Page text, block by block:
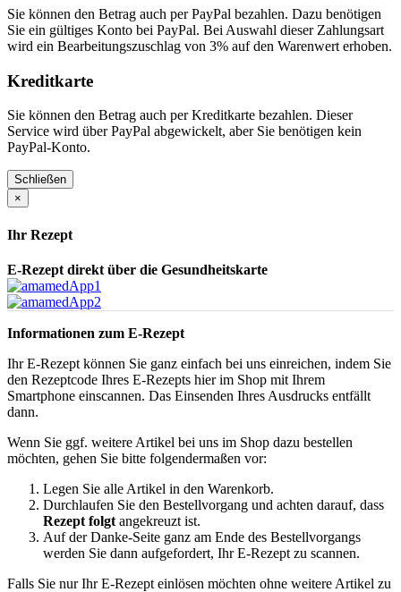
Sie können den Betrag auch per PayPal bezahlen. Dazu benötigen
Sie ein gültiges Konto bei PayPal. Bei Auswahl dieser Zahlungsart
wird ein Bearbeitungszuschlag von 3% auf den Warenwert erhoben.
Kreditkarte
Sie können den Betrag auch per Kreditkarte bezahlen. Dieser
Service wird über PayPal abgewickelt, aber Sie benötigen kein
PayPal-Konto.
Schließen
×
Ihr Rezept
E-Rezept direkt über die Gesundheitskarte
Informationen zum E-Rezept
Ihr E-Rezept können Sie ganz einfach bei uns einreichen, indem Sie
den Rezeptcode Ihres E-Rezepts hier im Shop mit Ihrem
Smartphone einscannen. Das Einsenden Ihres Ausdrucks entfällt
dann.
Wenn Sie ggf. weitere Artikel bei uns im Shop dazu bestellen
möchten, gehen Sie bitte folgendermaßen vor:
Legen Sie alle Artikel in den Warenkorb.
Durchlaufen Sie den Bestellvorgang und achten darauf, dass
Rezept folgt angekreuzt ist.
Auf der Danke-Seite ganz am Ende des Bestellvorgangs
werden Sie dann aufgefordert, Ihr E-Rezept zu scannen.
Falls Sie nur Ihr E-Rezept einlösen möchten ohne weitere Artikel zu